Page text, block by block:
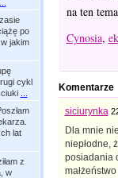
po
jakim
cykl
lat
z
w
na ten
Cynosia,
Komentarze
siciurynka
Dla mnie
niepłodne,
posiadania